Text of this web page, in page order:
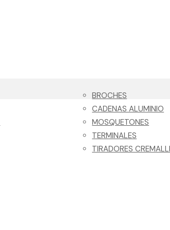
BROCHES
CADENAS ALUMINIO
MOSQUETONES
TERMINALES
TIRADORES